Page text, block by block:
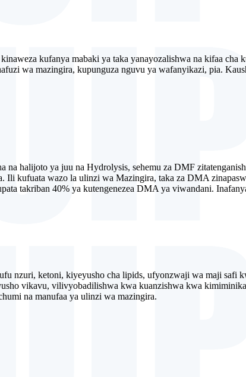
kufanya mabaki ya taka yanayozalishwa na kifaa cha
wa mazingira, kupunguza nguvu ya wafanyikazi, pia.
na halijoto ya juu na Hydrolysis, sehemu za DMF
Ili kufuata wazo la ulinzi wa Mazingira, taka za DMA
takriban 40% ya kutengenezea DMA ya viwandani.
nzuri, ketoni, kiyeyusho cha lipids, ufyonzwaji wa maji safi
vikavu, vilivyobadilishwa kwa kuanzishwa kwa
na manufaa ya ulinzi wa mazingira.